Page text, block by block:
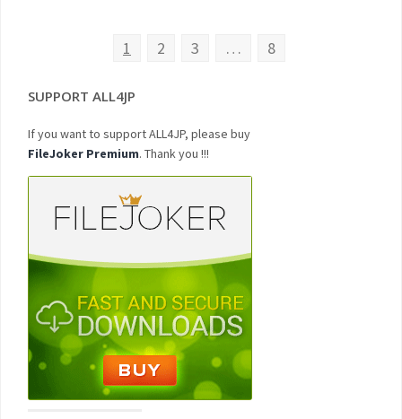
1 2 3 … 8
SUPPORT ALL4JP
If you want to support ALL4JP, please buy
FileJoker Premium. Thank you !!!